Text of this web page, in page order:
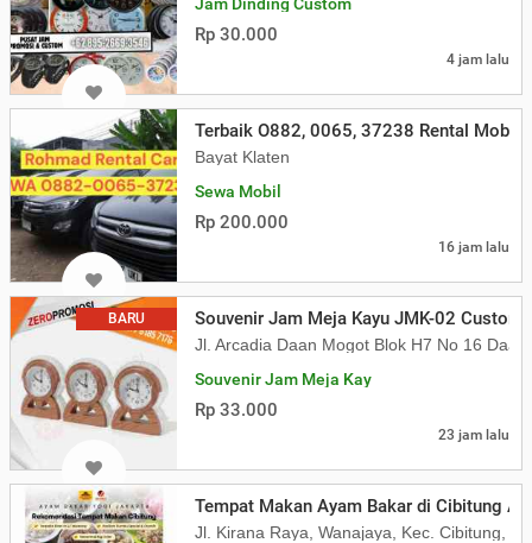
Rp 30.000
4 jam lalu
Terbaik O882, 0065, 37238 Rental Mobil
Bayat Klaten
Sewa Mobil
Rp 200.000
16 jam lalu
BARU Souvenir Jam Meja Kayu JMK-02
Jl. Arcadia Daan Mogot Blok H7 No 16
Souvenir Jam Meja Kay
Rp 33.000
23 jam lalu
Tempat Makan Ayam Bakar di Cibitung
Jl. Kirana Raya, Wanajaya, Kec. Cibitung,